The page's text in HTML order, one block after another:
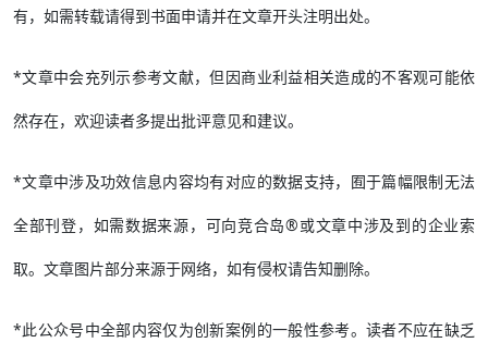
有，如需转载请得到书面申请并在文章开头注明出处。
*文章中会充列示参考文献，但因商业利益相关造成的不客观可能依
然存在，欢迎读者多提出批评意见和建议。
*文章中涉及功效信息内容均有对应的数据支持，囿于篇幅限制无法
全部刊登，如需数据来源，可向竞合岛®或文章中涉及到的企业索
取。文章图片部分来源于网络，如有侵权请告知删除。
*此公众号中全部内容仅为创新案例的一般性参考。读者不应在缺乏